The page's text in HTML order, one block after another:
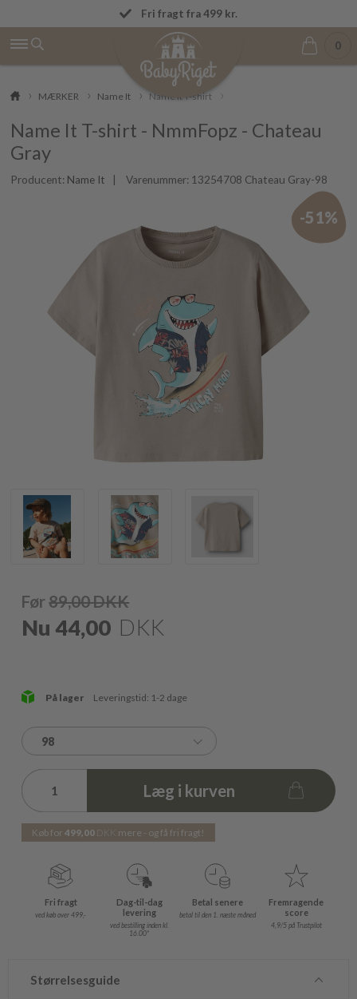
Dag-til-dag levering
Fri fragt fra 499 kr.
0
MÆRKER Name It Name It T-shirt
Name It T-shirt - NmmFopz - Chateau
Gray
Producent: Name It | Varenummer: 13254708 Chateau Gray-98
-51%
Før89,00DKK
Nu44,00 DKK
På lager Leveringstid: 1-2 dage
98
Læg i kurven
Køb for499,00 DKK mere - og få fri fragt!
Fri fragt
ved køb over 499,-
Dag-til-dag
levering
ved bestilling inden kl.
16.00*
Betal senere
betal til den 1. næste måned
Fremragende
score
4,9/5 på Trustpilot
Størrelsesguide